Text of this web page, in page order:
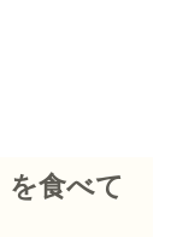
を食べて